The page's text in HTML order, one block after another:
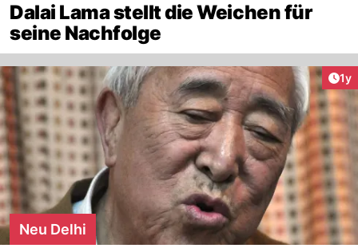
Dalai Lama stellt die Weichen für
seine Nachfolge
1y
Neu Delhi